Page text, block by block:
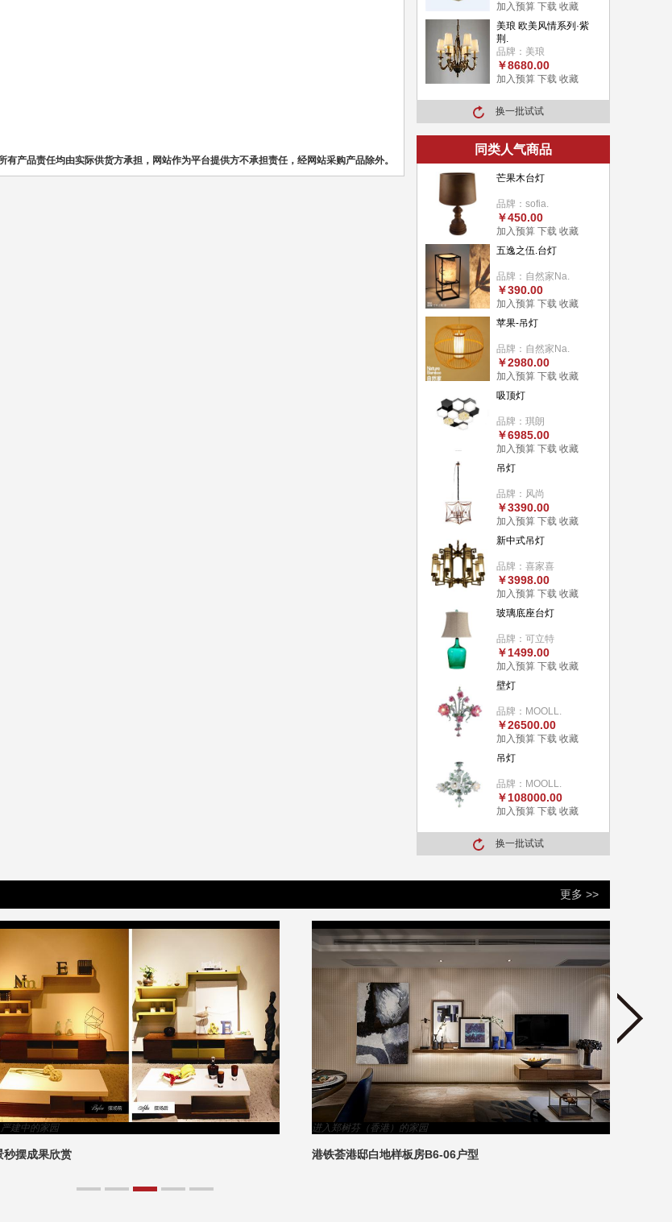
有产品责任均由实际供货方承担，网站作为平台提供方不承担责任，经网站采购产品除外。
加入预算 下载 收藏
美琅 欧美风情系列·紫
荆.
品牌：美琅
￥8680.00
加入预算 下载 收藏
换一批试试
同类人气商品
芒果木台灯
品牌：sofia.
￥450.00
加入预算 下载 收藏
五逸之伍.台灯
品牌：自然家Na.
￥390.00
加入预算 下载 收藏
苹果-吊灯
品牌：自然家Na.
￥2980.00
加入预算 下载 收藏
吸顶灯
品牌：琪朗
￥6985.00
加入预算 下载 收藏
吊灯
品牌：风尚
￥3390.00
加入预算 下载 收藏
新中式吊灯
品牌：喜家喜
￥3998.00
加入预算 下载 收藏
玻璃底座台灯
品牌：可立特
￥1499.00
加入预算 下载 收藏
壁灯
品牌：MOOLL.
￥26500.00
加入预算 下载 收藏
吊灯
品牌：MOOLL.
￥108000.00
加入预算 下载 收藏
换一批试试
更多 >>
严建中的家园
秒摆成果欣赏
进入郑树芬（香港）的家园
港铁荟港邸白地样板房B6-06户型